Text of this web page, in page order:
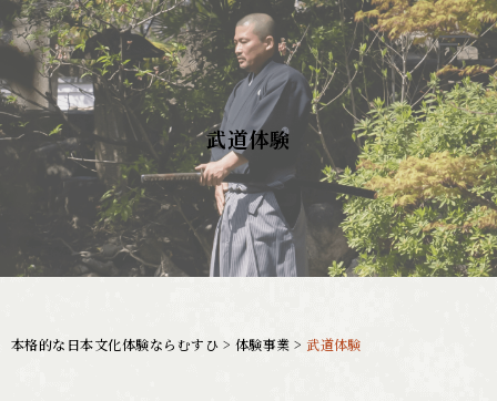
武道体験
本格的な日本文化体験ならむすひ > 体験事業 > 武道体験